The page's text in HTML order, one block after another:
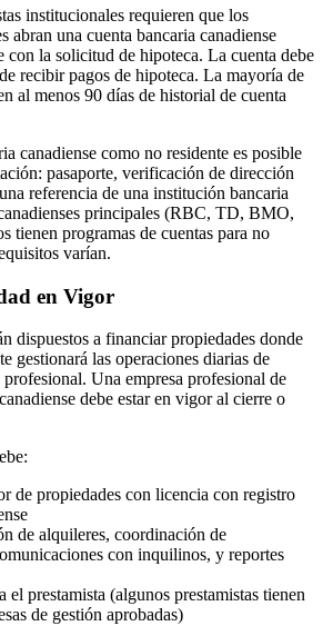
institucionales requieren que los
abran una cuenta bancaria canadiense
con la solicitud de hipoteca. La cuenta debe
recibir pagos de hipoteca. La mayoría de
al menos 90 días de historial de cuenta
canadiense como no residente es posible
pasaporte, verificación de dirección
referencia de una institución bancaria
principales (RBC, TD, BMO,
tienen programas de cuentas para no
varían.
en Vigor
dispuestos a financiar propiedades donde
gestionará las operaciones diarias de
Una empresa profesional de
debe estar en vigor al cierre o
de propiedades con licencia con registro
de alquileres, coordinación de
con inquilinos, y reportes
el prestamista (algunos prestamistas tienen
de gestión aprobadas)